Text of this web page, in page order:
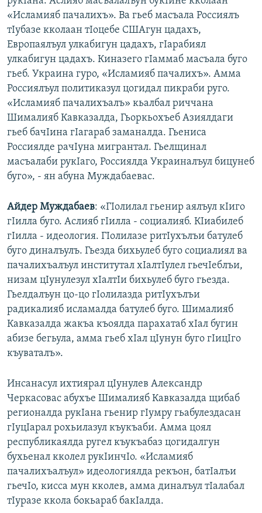
«Исламияб пачалихъ». Ва гьеб масъала Россиялъ
тIубазе кколаан тIоцебе СШАгун цадахъ,
Европаялъул улкабигун цадахъ, гIарабиял
улкабигун цадахъ. Киназего гIаммаб масъала буго
гьеб. Украина гуро, «Исламияб пачалихъ». Амма
Россиялъул политиказул цогидал пикраби руго.
«Исламияб пачалихъалъ» кьалбал риччана
Шималияб Кавказалда, Гьоркьохъеб Азиялдаги
гьеб бачIина гIагараб заманалда. Гьениса
Россиялде рачIуна мигрантал. Гьелщинал
масъалаби рукIаго, Россиялда Украиналъул бицунеб
буго», - ян абуна Муждабаевас.
Айдер Муждабаев: «ГIолилал гьенир аялъул кIиго
гIилла буго. Аслияб гIилла - социалияб. КIиабилеб
гIилла - идеология. ГIолилазе ритIухълъи батулеб
буго диналъулъ. Гьезда бихьулеб буго социалиял ва
пачалихъалъул институтал хIалтIулел гьечIеблъи,
низам цIунулезул хIалтIи бихьулеб буго гьезда.
Гьелдалъун цо-цо гIолилазда ритIухълъи
радикалияб исламалда батулеб буго. Шималияб
Кавказалда жакъа къоялда парахатаб хIал бугин
абизе бегьула, амма гьеб хIал цIунун буго гIицIго
къуваталъ».
Инсанасул ихтиярал цIунулев Александр
Черкасовас абухъе Шималияб Кавказалда щибаб
регионалда рукIана гьенир гIумру гьабулездасан
гIуцIарал рохьилазул къукъаби. Амма цоял
республикаялда ругел къукъабаз цогидалгун
бухьенал кколел рукIинчIо. «Исламияб
пачалихъалъул» идеологиялда рекъон, батIалъи
гьечIо, кисса мун кколев, амма диналъул тIалабал
тIуразе ккола бокьараб бакIалда.